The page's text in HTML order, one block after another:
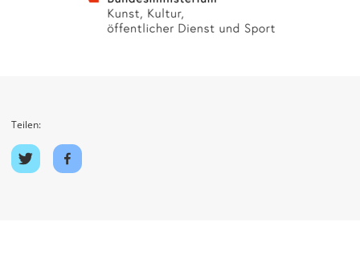
Teilen:
Auf
Twitter
Auf
Facebook